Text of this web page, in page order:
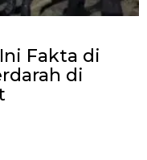
Fakta di
di